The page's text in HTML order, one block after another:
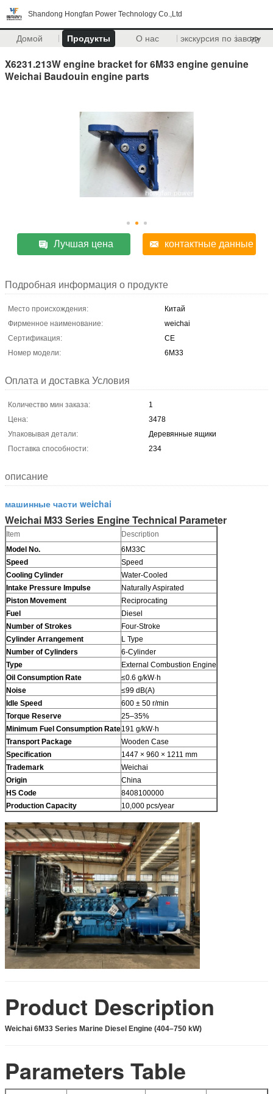
Shandong Hongfan Power Technology Co.,Ltd
Домой Продукты О нас экскурсия по заводу
>>
X6231.213W engine bracket for 6M33 engine genuine
Weichai Baudouin engine parts
Лучшая цена контактные данные
Подробная информация о продукте
Место происхождения:
Китай
Фирменное наименование:
weichai
Сертификация:
CE
Номер модели:
6М33
Оплата и доставка Условия
Количество мин заказа:
1
Цена:
3478
Упаковывая детали:
Деревянные ящики
Поставка способности:
234
описание
машинные части weichai
Weichai M33 Series Engine Technical Parameter
Item
Description
Model No.
6M33C
Speed
Speed
Cooling Cylinder
Water-Cooled
Intake Pressure Impulse
Naturally Aspirated
Piston Movement
Reciprocating
Fuel
Diesel
Number of Strokes
Four-Stroke
Cylinder Arrangement
L Type
Number of Cylinders
6-Cylinder
Type
External Combustion Engine
Oil Consumption Rate
≤0.6 g/kW·h
Noise
≤99 dB(A)
Idle Speed
600 ± 50 r/min
Torque Reserve
25–35%
Minimum Fuel Consumption Rate191 g/kW·h
Transport Package
Wooden Case
Specification
1447 × 960 × 1211 mm
Trademark
Weichai
Origin
China
HS Code
8408100000
Production Capacity
10,000 pcs/year
Product Description
Weichai 6M33 Series Marine Diesel Engine (404–750 kW)
Parameters Table